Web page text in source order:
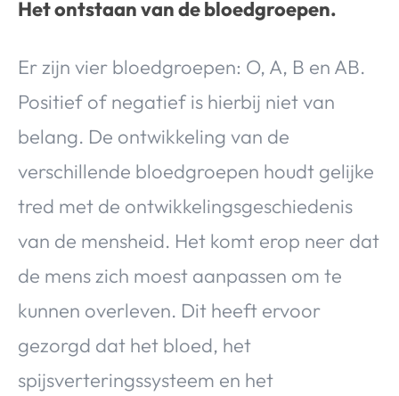
Het ontstaan van de bloedgroepen.
Er zijn vier bloedgroepen: O, A, B en AB.
Positief of negatief is hierbij niet van
belang. De ontwikkeling van de
verschillende bloedgroepen houdt gelijke
tred met de ontwikkelingsgeschiedenis
van de mensheid. Het komt erop neer dat
de mens zich moest aanpassen om te
kunnen overleven. Dit heeft ervoor
gezorgd dat het bloed, het
spijsverteringssysteem en het